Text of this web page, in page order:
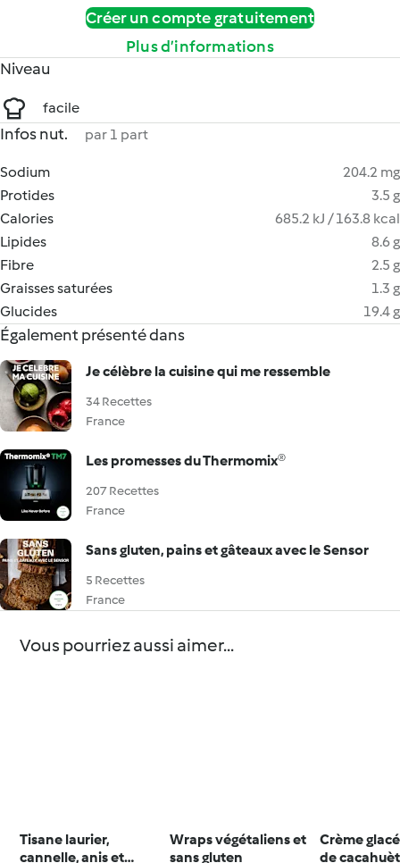
Créer un compte gratuitement
Plus d’informations
Niveau
facile
Infos nut. par 1 part
Sodium
204.2 mg
Protides
3.5 g
Calories
685.2 kJ / 163.8 kcal
Lipides
8.6 g
Fibre
2.5 g
Graisses saturées
1.3 g
Glucides
19.4 g
Également présenté dans
Je célèbre la cuisine qui me ressemble
34 Recettes
France
Les promesses du Thermomix®
207 Recettes
France
Sans gluten, pains et gâteaux avec le Sensor
5 Recettes
France
Vous pourriez aussi aimer...
Tisane laurier,
cannelle, anis et
Wraps végétaliens et
sans gluten
Crème
de